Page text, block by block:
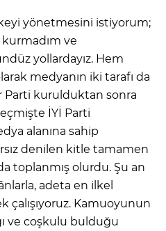
yönetmesini istiyorum;
ve
yollardayız. Hem
medyanın iki tarafı da
Parti kurulduktan sonra
İYİ Parti
alanına sahip
denilen kitle tamamen
toplanmış olurdu. Şu an
adeta en ilkel
çalışıyoruz. Kamuoyunun
ve coşkulu bulduğu